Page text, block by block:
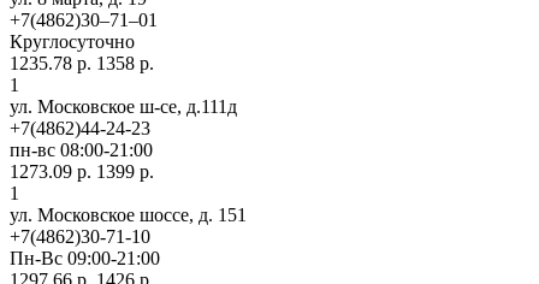
+7(4862)30‒71‒01
Круглосуточно
1235.78 р. 1358 р.
1
ул. Московское ш-се, д.111д
+7(4862)44-24-23
пн-вс 08:00-21:00
1273.09 р. 1399 р.
1
ул. Московское шоссе, д. 151
+7(4862)30-71-10
Пн-Вс 09:00-21:00
1297.66 р. 1426 р.